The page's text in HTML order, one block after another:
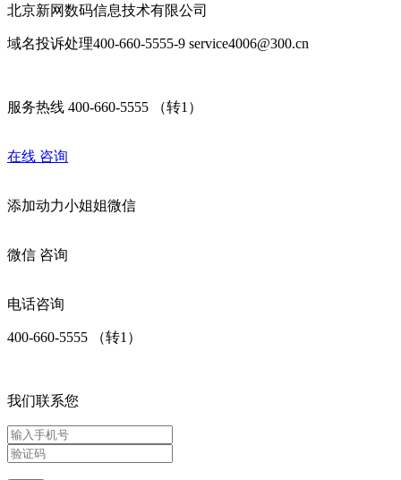
北京新网数码信息技术有限公司
域名投诉处理400-660-5555-9 service4006@300.cn
服务热线 400-660-5555 （转1）
在线 咨询
添加动力小姐姐微信
微信 咨询
电话咨询
400-660-5555 （转1）
我们联系您